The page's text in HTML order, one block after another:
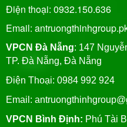
Điện thoại: 0932.150.636
Email:
VPCN Đà Nẵng: 147
TP. Đà Nẵng, Đà Nẵng
Điện Thoại: 0984 992 924
Email:
VPCN Bình Định: Phú Tài